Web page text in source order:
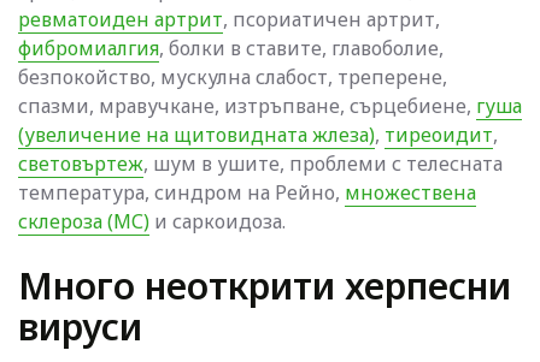
ревматоиден артрит, псориатичен артрит,
фибромиалгия, болки в ставите, главоболие,
безпокойство, мускулна слабост, треперене,
спазми, мравучкане, изтръпване, сърцебиене, гуша
(увеличение на щитовидната жлеза), тиреоидит,
световъртеж, шум в ушите, проблеми с телесната
температура, синдром на Рейно, множествена
склероза (МС) и саркоидоза.
Много неоткрити херпесни
вируси